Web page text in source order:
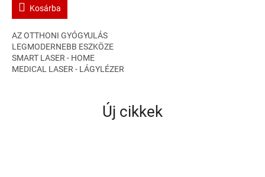
Kosárba
AZ OTTHONI GYÓGYULÁS
LEGMODERNEBB ESZKÖZE
SMART LASER - HOME
MEDICAL LASER - LÁGYLÉZER
BIOSTIMULÁCIÓ, GYÓGYÍTÁS,Új cikkek